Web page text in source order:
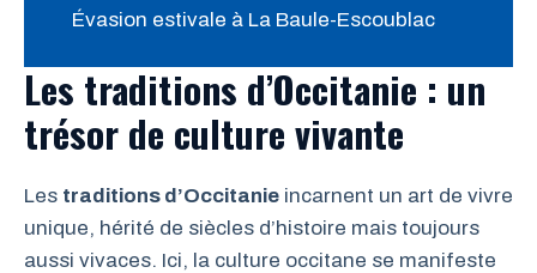
Évasion estivale à La Baule-Escoublac
Les traditions d’Occitanie : un
trésor de culture vivante
Les traditions d’Occitanie incarnent un art de vivre
unique, hérité de siècles d’histoire mais toujours
aussi vivaces. Ici, la culture occitane se manifeste